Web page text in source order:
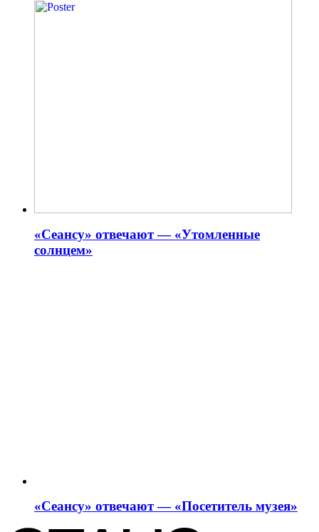
«Сеансу» отвечают — «Утомленные
солнцем»
«Сеансу» отвечают — «Посетитель музея»